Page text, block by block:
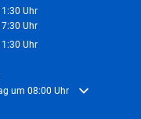
Von 08:00 bis 14:00 Uhr
Uhr
Von 08:00 bis 11:30 Uhr
Uhr
Von 14:00 bis 17:30 Uhr
Uhr
auszublenden
um 08:00 Uhr